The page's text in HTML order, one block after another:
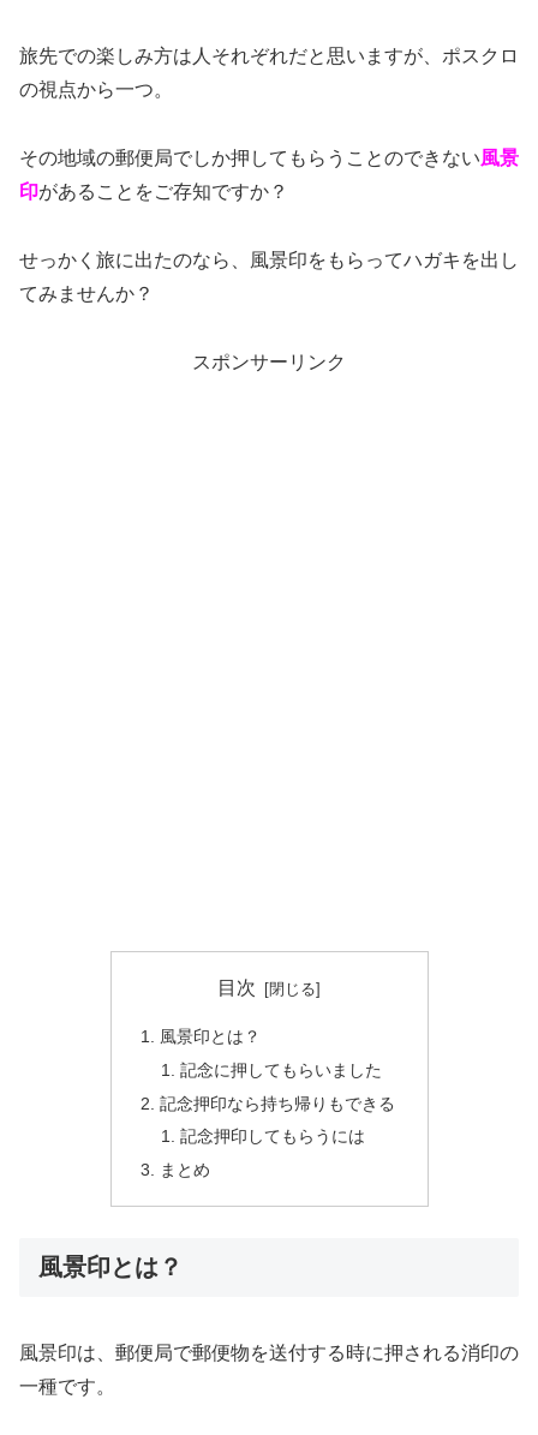
旅先での楽しみ方は人それぞれだと思いますが、ポスクロ
の視点から一つ。
その地域の郵便局でしか押してもらうことのできない風景
印があることをご存知ですか？
せっかく旅に出たのなら、風景印をもらってハガキを出し
てみませんか？
スポンサーリンク
目次
風景印とは？
記念に押してもらいました
記念押印なら持ち帰りもできる
記念押印してもらうには
まとめ
風景印とは？
風景印は、郵便局で郵便物を送付する時に押される消印の
一種です。